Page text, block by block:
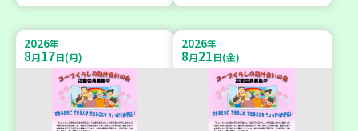
2026年
8月17日(月)
2026年
8月21日(金)